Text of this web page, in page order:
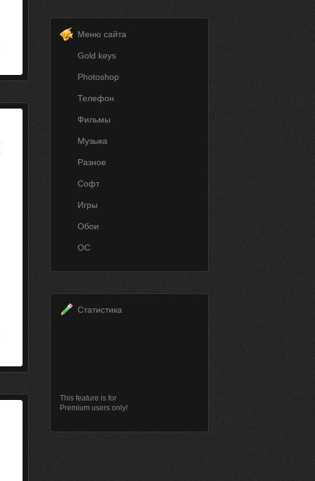
Меню сайта
Gold keys
Photoshop
Телефон
Фильмы
Музыка
Разное
Софт
Игры
Обои
ОС
Статистика
This feature is for
Premium users only!